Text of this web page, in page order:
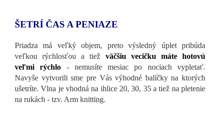
ŠETRÍ ČAS A PENIAZE
Priadza má veľký objem, preto výsledný úplet pribúda
veľkou rýchlosťou a tiež väčšiu vecičku máte hotovú
veľmi rýchlo
- nemusíte mesiac po nociach vypletať.
Navyše vytvorili sme pre Vás výhodné balíčky na ktorých
ušetríte. Vlna je vhodná na ihlice 20, 30, 35 a tiež na pletenie
na rukách - tzv. Arm knitting.